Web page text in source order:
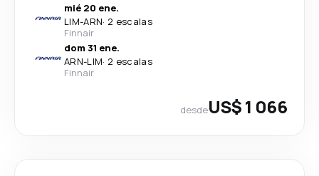
mié 20 ene.
LIM-ARN· 2 escalas
Finnair
dom 31 ene.
ARN-LIM· 2 escalas
Finnair
desdeUS$ 1 066